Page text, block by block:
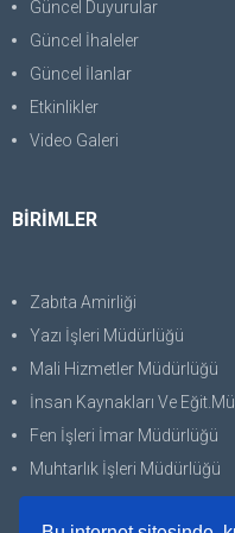
Güncel Duyurular
Güncel İhaleler
Güncel İlanlar
Etkinlikler
Video Galeri
BİRİMLER
Zabıta Amirliği
Yazı İşleri Müdürlüğü
Mali Hizmetler Müdürlüğü
İnsan Kaynakları Ve Eğit.Müdürlüğü
Fen İşleri İmar Müdürlüğü
Muhtarlık İşleri Müdürlüğü